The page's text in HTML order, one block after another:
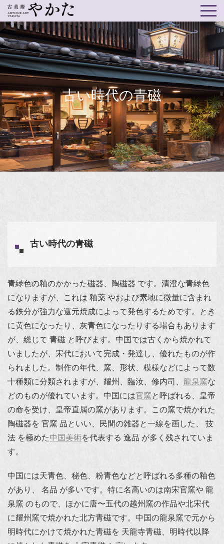
古い時代の青磁
古い時代の青磁
青緑色の釉のかかった磁器、陶磁器 です。清澄な青緑色
になりますが、これは 釉薬 やおよび素地に微量に含まれ
る鉄分が強力な還元焼成によって発色するためです。とき
に黄色になったり、灰青色になったりする場合もあります
が、総じて 青磁 と呼びます。中国では古くから焼かれて
いましたが、宋代において完成・発達し、優れたものが作
られました。制作の年代、窯、形状、模様などによって数
十種類に分類されますが、耀州、臨汝、修内司、 龍泉窯な
どのものが優れています。中国には官窯と呼ばれる、皇帝
の命を受け、皇帝直属の窯があります。この窯で焼かれた
陶磁器を 官窯 品といい、民間の雑器と一線を画した、 技
法 を極めた中国美術を代表する 逸品 が多く残されていま
す。
中国には天青色、秘色、粉青色などと呼ばれる多種の釉色
があり、 名品 が多いです。特に名高いのは南宋官窯や 龍
泉窯 のもので、ほかに唐〜五代の越州窯の作品や北宋代
に耀州窯で焼かれた北方青磁です。中国の龍泉窯で元から
明時代にかけて焼かれた青磁を 天龍寺青磁、明時代以降